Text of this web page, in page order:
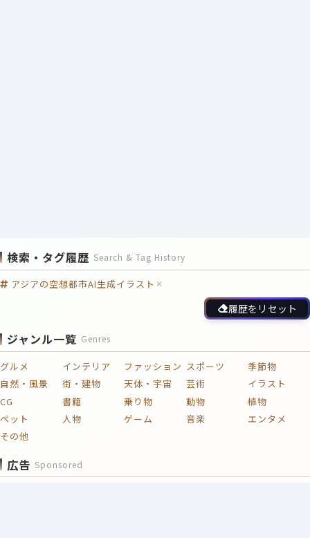
検索・タグ履歴 Search & Tag History
アジアの空想都市AI生成イラスト
履歴をリセット
ジャンル一覧 Genres
グルメ インテリア ファッション スポーツ
季節物
自然・風景
街・建物 天体・宇宙 芸術
イラスト
CG
書籍 乗り物 動物
植物
ペット
人物 ゲーム 音楽
エンタメ
その他
広告 Sponsored